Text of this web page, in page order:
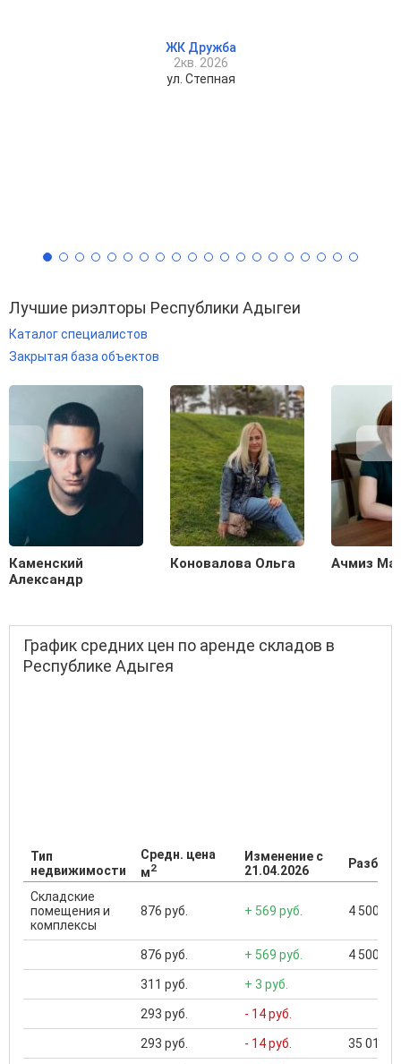
ЖК Дружба
2кв. 2026
ул. Степная
Лучшие риэлторы Республики Адыгеи
Каталог специалистов
Закрытая база объектов
Каменский
Александр
Коновалова Ольга Ачмиз
График средних цен по аренде складов в
Республике Адыгея
Тип
недвижимости
Средн. цена
м2
Изменение с
21.04.2026
Складские
помещения и
комплексы
876 руб. + 569 руб. 4 500 ...
876 руб. + 569 руб. 4 500 ...
311 руб. + 3 руб.
293 руб. - 14 руб.
293 руб. - 14 руб. 35 010